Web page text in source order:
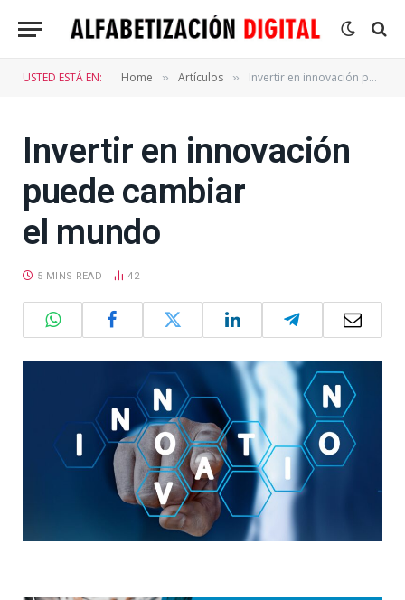
USTED ESTÁ EN: Home » Artículos » Invertir en innovación puede cambiar el mundo
Invertir en innovación
puede cambiar
el mundo
5 MINS READ 42